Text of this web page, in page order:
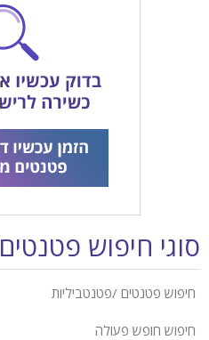
סוגי חיפוש פטנטים
חיפוש פטנטים /פטנטביליות
חיפוש חופש פעולה